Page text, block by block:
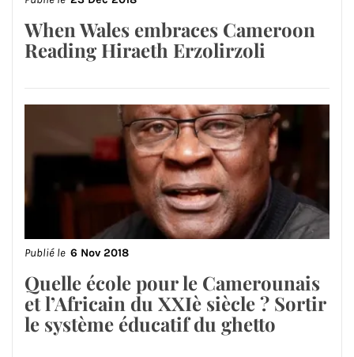
When Wales embraces Cameroon
Reading Hiraeth Erzolirzoli
Publié le 6 Nov 2018
Quelle école pour le Camerounais
et l’Africain du XXIè siècle ? Sortir
le système éducatif du ghetto